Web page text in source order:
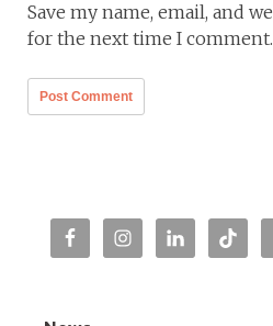
Save my name, email, and
for the next time I comment.